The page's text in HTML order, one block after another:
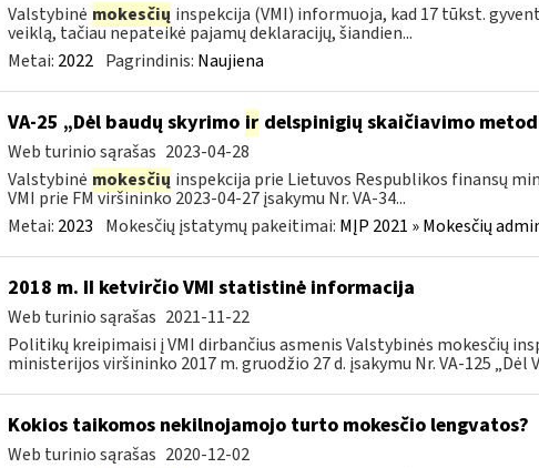
Valstybinė mokesčių inspekcija (VMI) informuoja, kad 17 tūkst.
veiklą, tačiau nepateikė pajamų deklaracijų, šiandien...
Metai: 2022 Pagrindinis: Naujiena
VA-25 „Dėl baudų skyrimo irdelspinigių skaičiavimo
Web turinio sąrašas 2023-04-28
Valstybinė mokesčių inspekcija prie Lietuvos Respublikos finansų
VMI prie FM viršininko 2023-04-27 įsakymu Nr. VA-34...
Metai: 2023 Mokesčių įstatymų pakeitimai: MĮP 2021 » Mokesčių
2018 m. II ketvirčio VMI statistinė informacija
Web turinio sąrašas 2021-11-22
Politikų kreipimaisi į VMI dirbančius asmenis Valstybinės mokesčių
ministerijos viršininko 2017 m. gruodžio 27 d. įsakymu Nr. VA-125 „Dėl
Kokios taikomos nekilnojamojo turto mokesčio lengvatos?
Web turinio sąrašas 2020-12-02